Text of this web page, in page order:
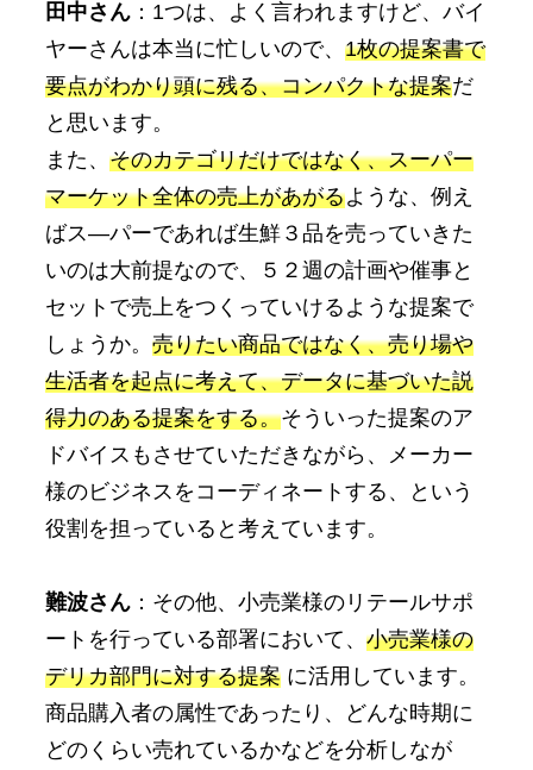
田中さん ：1つは、よく言われますけど、バイ
ヤーさんは本当に忙しいので、 1枚の提案書で
要点がわかり頭に残る、コンパクトな提案だ
と思います。
また、 そのカテゴリだけではなく、スーパー
マーケット全体の売上があがるような、例え
ばス―パーであれば生鮮３品を売っていきた
いのは大前提なので、５２週の計画や催事と
セットで売上をつくっていけるような提案で
しょうか。 売りたい商品ではなく、売り場や
生活者を起点に考えて、データに基づいた説
得力のある提案をする。そういった提案のア
ドバイスもさせていただきながら、メーカー
様のビジネスをコーディネートする、という
役割を担っていると考えています。
難波さん ：その他、小売業様のリテールサポ
ートを行っている部署において、 小売業様の
デリカ部門に対する提案 に活用しています。
商品購入者の属性であったり、どんな時期に
どのくらい売れているかなどを分析しなが